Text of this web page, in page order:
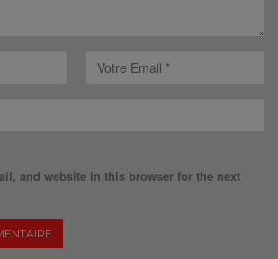
and website in this browser for the next